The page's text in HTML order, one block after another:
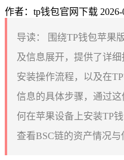
作者：tp钱包官网下载
导读：
围绕TP钱包苹果
及信息展开，提供了详
安装操作流程，以及在
信息的具体步骤，通过
何在苹果设备上安装TP
查看BSC链的资产情况